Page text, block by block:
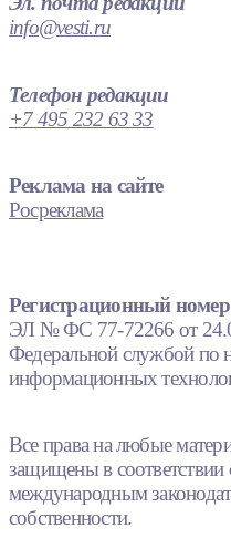
info@vesti.ru
Телефон редакции
+7 495 232 63 33
Реклама на сайте
Росреклама
Регистрационный
ЭЛ № ФС 77-72266 от
Федеральной службой по
информационных
Все права на любые
защищены в соответствии
международным
собственности.